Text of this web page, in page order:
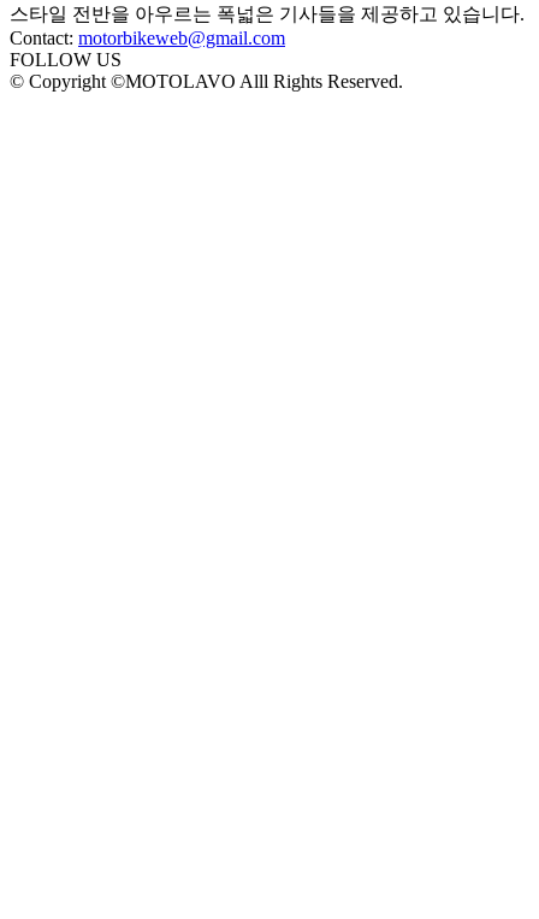
스타일 전반을 아우르는 폭넓은 기사들을 제공하고 있습니다.
Contact: motorbikeweb@gmail.com
FOLLOW US
© Copyright ©MOTOLAVO Alll Rights Reserved.